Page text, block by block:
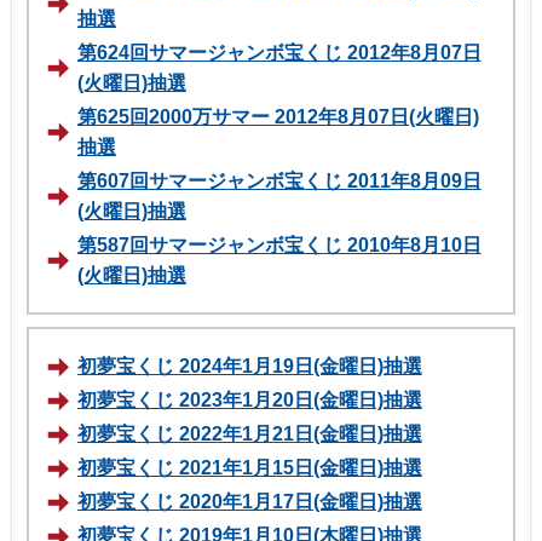
抽選
第624回サマージャンボ宝くじ 2012年8月07日
(火曜日)抽選
第625回2000万サマー 2012年8月07日(火曜日)
抽選
第607回サマージャンボ宝くじ 2011年8月09日
(火曜日)抽選
第587回サマージャンボ宝くじ 2010年8月10日
(火曜日)抽選
初夢宝くじ 2024年1月19日(金曜日)抽選
初夢宝くじ 2023年1月20日(金曜日)抽選
初夢宝くじ 2022年1月21日(金曜日)抽選
初夢宝くじ 2021年1月15日(金曜日)抽選
初夢宝くじ 2020年1月17日(金曜日)抽選
初夢宝くじ 2019年1月10日(木曜日)抽選